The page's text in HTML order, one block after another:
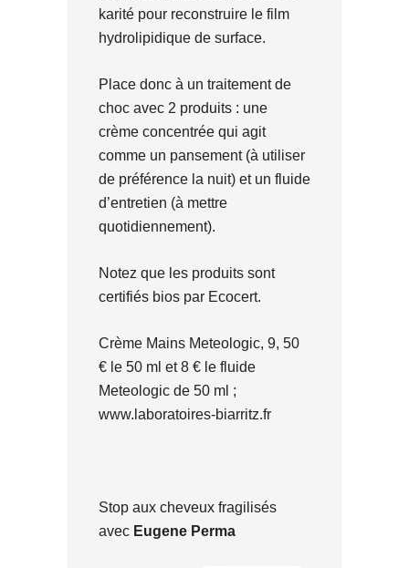
karité pour reconstruire le film
hydrolipidique de surface.
Place donc à un traitement de
choc avec 2 produits : une
crème concentrée qui agit
comme un pansement (à utiliser
de préférence la nuit) et un fluide
d’entretien (à mettre
quotidiennement).
Notez que les produits sont
certifiés bios par Ecocert.
Crème Mains Meteologic, 9, 50
€ le 50 ml et 8 € le fluide
Meteologic de 50 ml ;
www.laboratoires-biarritz.fr
Stop aux cheveux fragilisés
avec Eugene Perma